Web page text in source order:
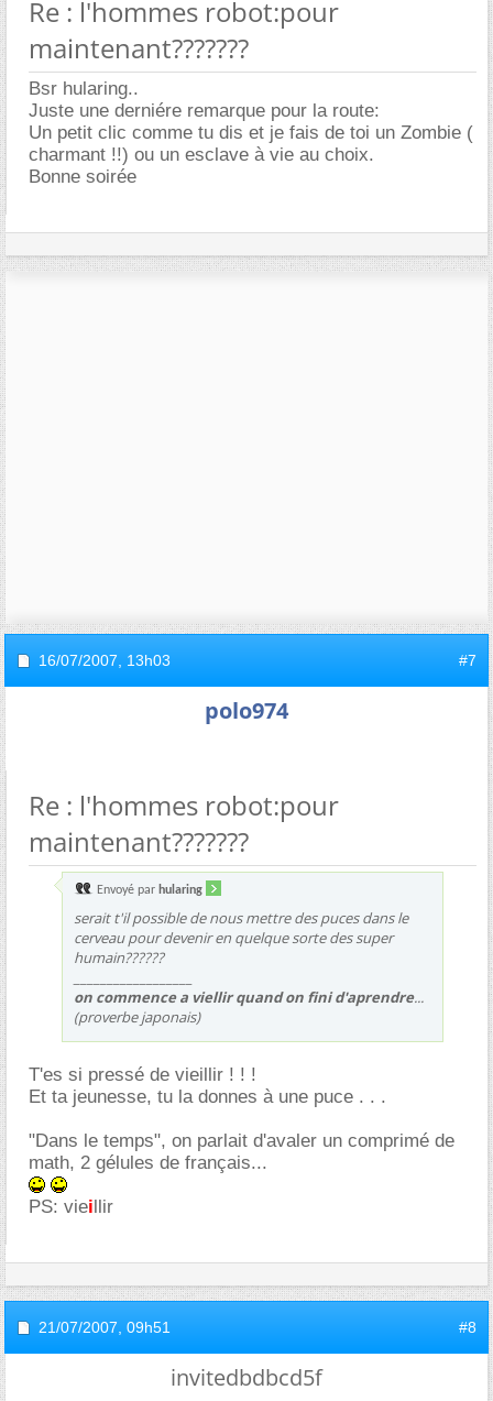
Re : l'hommes robot:pour
maintenant???????
Bsr hularing..
Juste une derniére remarque pour la route:
Un petit clic comme tu dis et je fais de toi un Zombie (
charmant !!) ou un esclave à vie au choix.
Bonne soirée
16/07/2007, 13h03 #7
polo974
Re : l'hommes robot:pour
maintenant???????
Envoyé par hularing
serait t'il possible de nous mettre des puces dans le
cerveau pour devenir en quelque sorte des super
humain??????
on commence a viellir quand on fini d'aprendre...
(proverbe japonais)
T'es si pressé de vieillir ! ! !
Et ta jeunesse, tu la donnes à une puce . . .
"Dans le temps", on parlait d'avaler un comprimé de
math, 2 gélules de français...
PS: vieillir
21/07/2007, 09h51 #8
invitedbdbcd5f